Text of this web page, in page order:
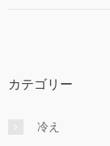
カテゴリー
冷え